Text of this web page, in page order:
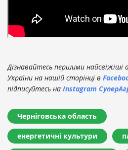
Дізнавайтесь першими найсвіжіші
України на нашій сторінці в
підписуйтесь на Instagram
Черніговська область
енергетичні культури